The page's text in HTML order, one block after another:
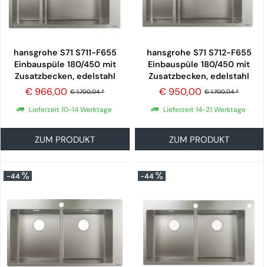
hansgrohe S71 S711-F655
Einbauspüle 180/450 mit
Zusatzbecken, edelstahl
€ 1.700,04 *
€ 966,00
Lieferzeit 10-14 Werktage
ZUM PRODUKT
hansgrohe S71 S712-F655
Einbauspüle 180/450 mit
Zusatzbecken, edelstahl
€ 1.700,04 *
€ 950,00
Lieferzeit 14-21 Werktage
ZUM PRODUKT
-44 -44